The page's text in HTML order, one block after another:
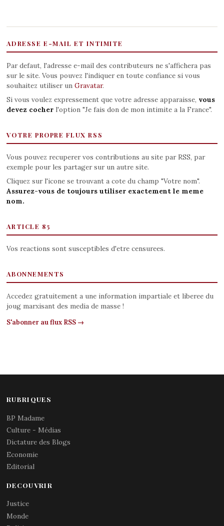
ADRESSE E-MAIL ET INTIMITE
Par defaut, l'adresse e-mail des contributeurs ne s'affichera pas
sur le site. Vous pouvez l'indiquer en toute confiance si vous
souhaitez utiliser un Gravatar.
Si vous voulez expressement que votre adresse apparaisse, vous
devez cocherl'option "Je fais don de mon intimite a la France".
VOTRE PROPRE FLUX RSS
Vous pouvez recuperer vos contributions au site par RSS, par
exemple pour les partager sur un autre site.
Cliquez sur l'icone se trouvant a cote du champ "Votre nom".
Assurez-vous de toujours utiliser exactement le meme
nom.
ARTICLE 85
Vos reactions sont susceptibles d'etre censurees.
ABONNEMENTS
Accedez gratuitement a une information impartiale et liberee du
joug marxisant des media de masse !
S'abonner au flux RSS →
RUBRIQUES
BP Madame
Culture - Médias
Dictature des Blogs
Economie
Editorial
DECOUVRIR
Justice
Monde